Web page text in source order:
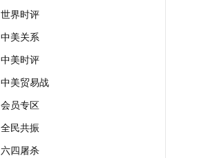
世界时评
中美关系
中美时评
中美贸易战
会员专区
全民共振
六四屠杀